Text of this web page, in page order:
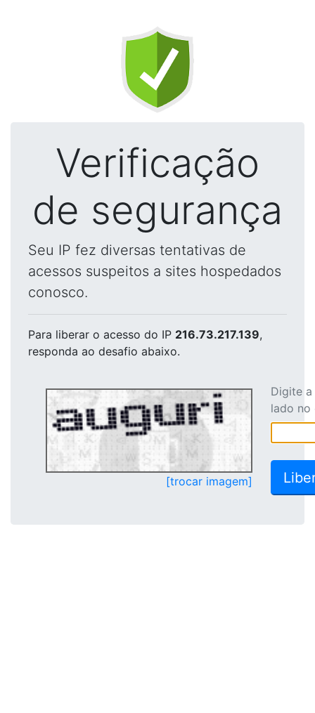
Verificação
de segurança
Seu IP fez diversas tentativas de
acessos suspeitos a sites hospedados
conosco.
Para liberar o acesso do IP 216.73.217.139,
responda ao desafio abaixo.
[trocar imagem]
Digite
lado no